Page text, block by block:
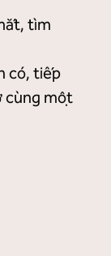
tìm
có, tiếp
cùng một